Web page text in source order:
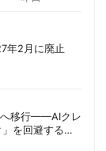
年2月に廃止
へ移行——AIクレ
を回避する方